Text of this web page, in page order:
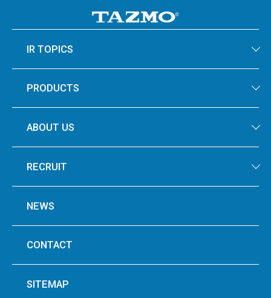
IR TOPICS
PRODUCTS
ABOUT US
RECRUIT
NEWS
CONTACT
SITEMAP